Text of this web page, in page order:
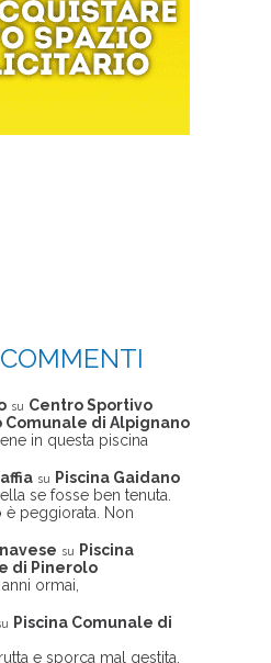
su Centro Sportivo
Comunale di Alpignano
in questa piscina
su
Piscina Gaidano
se fosse ben tenuta.
è peggiorata. Non
a me non ha
scarpe! Peccato
essere un'ottima
non magnificamente
su
Piscina
di Pinerolo
ormai,
trascorro cinque-sei ore
piscina con i miei
sono letteralmente
Piscina Comunale di
e sporca mal gestita,